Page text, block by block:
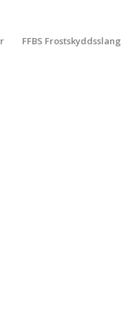
FFBS Frostskyddsslang